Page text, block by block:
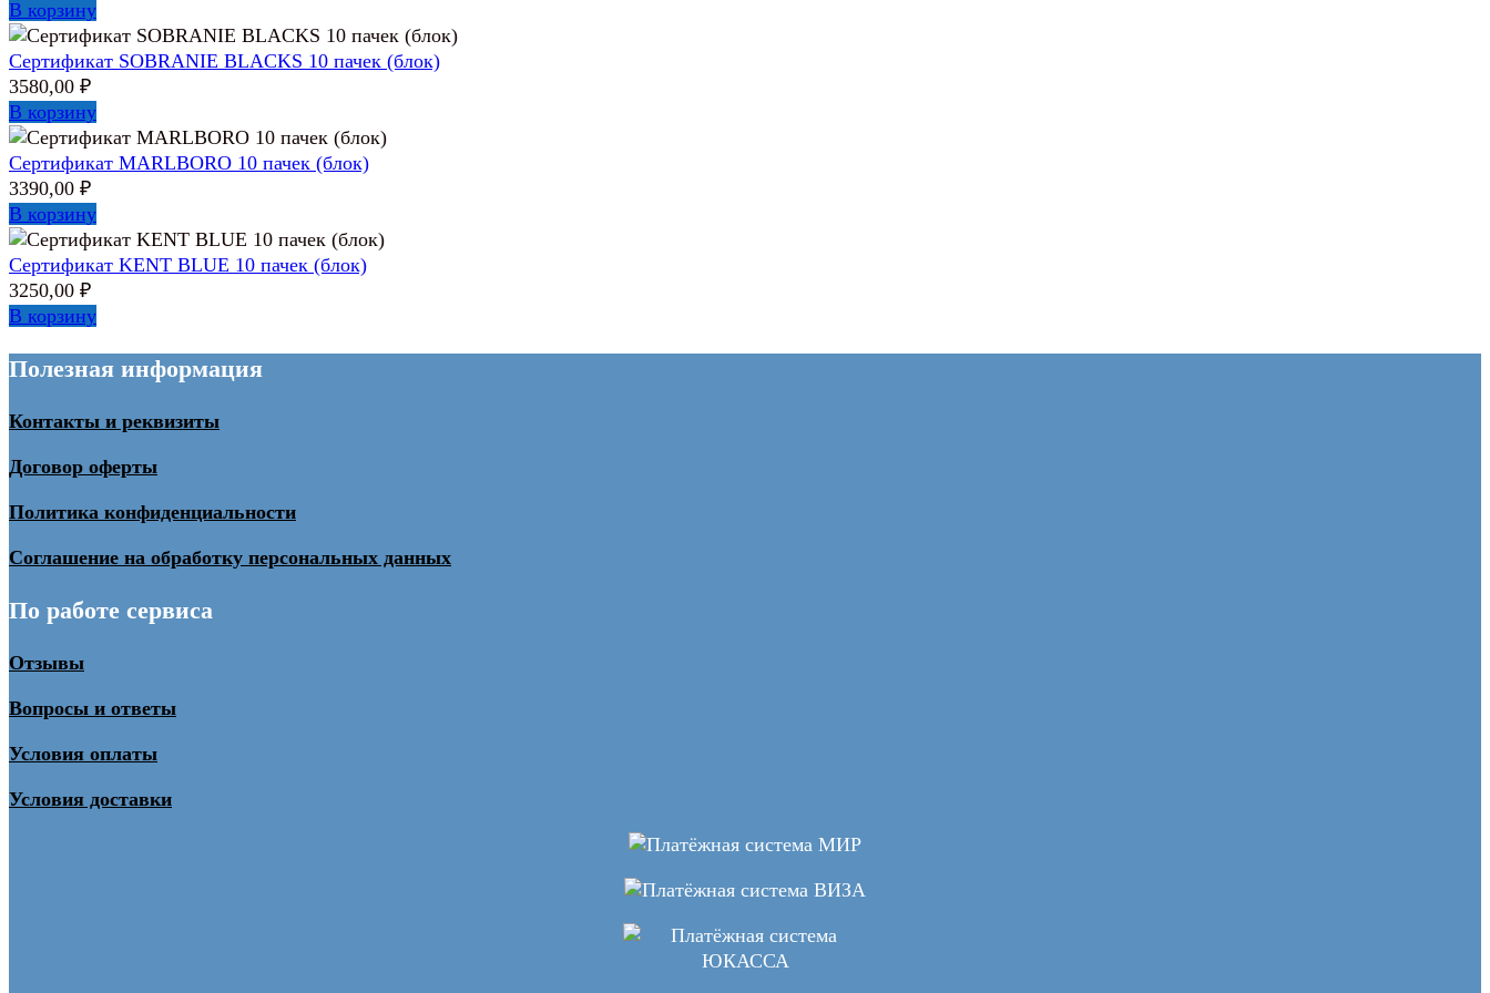
В корзину
Сертификат SOBRANIE BLACKS 10 пачек (блок)
3580,00 ₽
В корзину
Сертификат MARLBORO 10 пачек (блок)
3390,00 ₽
В корзину
Сертификат KENT BLUE 10 пачек (блок)
3250,00 ₽
В корзину
Полезная информация
Контакты и реквизиты
Договор оферты
Политика конфиденциальности
Соглашение на обработку персональных данных
По работе сервиса
Отзывы
Вопросы и ответы
Условия оплаты
Условия доставки